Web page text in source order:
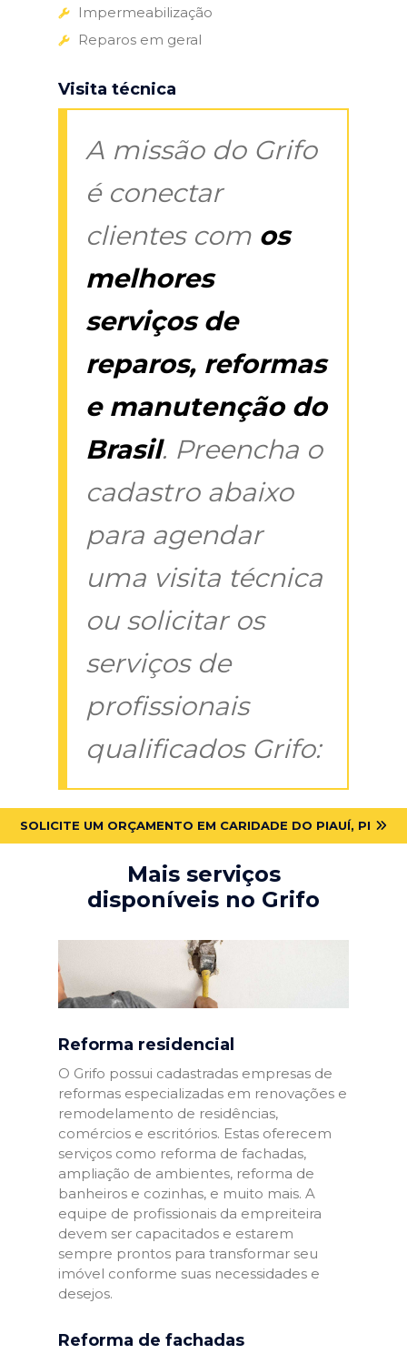
Impermeabilização
Reparos em geral
Visita técnica
A missão do Grifo
é conectar
clientes com os
melhores
serviços de
reparos, reformas
e manutenção do
Brasil. Preencha o
cadastro abaixo
para agendar
uma visita técnica
ou solicitar os
serviços de
profissionais
qualificados Grifo:
SOLICITE UM ORÇAMENTO EM CARIDADE DO PIAUÍ, PI
Mais serviços
disponíveis no Grifo
Reforma residencial
O Grifo possui cadastradas empresas de
reformas especializadas em renovações e
remodelamento de residências,
comércios e escritórios. Estas oferecem
serviços como reforma de fachadas,
ampliação de ambientes, reforma de
banheiros e cozinhas, e muito mais. A
equipe de profissionais da empreiteira
devem ser capacitados e estarem
sempre prontos para transformar seu
imóvel conforme suas necessidades e
desejos.
Reforma de fachadas